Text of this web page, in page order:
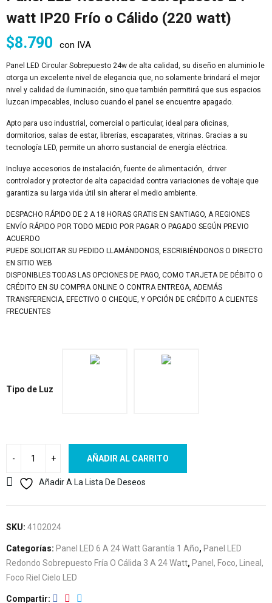
watt IP20 Frío o Cálido (220 watt)
$8.790 con IVA
Panel LED Circular Sobrepuesto 24w de alta calidad, su diseño en aluminio le
otorga un excelente nivel de elegancia que, no solamente brindará el mejor
nivel y calidad de iluminación, sino que también permitirá que sus espacios
luzcan impecables, incluso cuando el panel se encuentre apagado.
Apto para uso industrial, comercial o particular, ideal para oficinas,
dormitorios, salas de estar, librerías, escaparates, vitrinas. Gracias a su
tecnología LED, permite un ahorro sustancial de energía eléctrica.
Incluye accesorios de instalación, fuente de alimentación, driver
controlador y protector de alta capacidad contra variaciones de voltaje que
garantiza su larga vida útil sin alterar el medio ambiente.
DESPACHO RÁPIDO DE 2 A 18 HORAS GRATIS EN SANTIAGO, A REGIONES
ENVÍO RÁPIDO POR TODO MEDIO POR PAGAR O PAGADO SEGÚN PREVIO
ACUERDO
PUEDE SOLICITAR SU PEDIDO LLAMÁNDONOS, ESCRIBIÉNDONOS O DIRECTO
EN SITIO WEB
DISPONIBLES TODAS LAS OPCIONES DE PAGO, COMO TARJETA DE DÉBITO O
CRÉDITO EN SU COMPRA ONLINE O CONTRA ENTREGA, ADEMÁS
TRANSFERENCIA, EFECTIVO O CHEQUE, Y OPCIÓN DE CRÉDITO A CLIENTES
FRECUENTES
Tipo de Luz
AÑADIR AL CARRITO
Añadir A La Lista De Deseos
SKU: 4102024
Categorías: Panel LED 6 A 24 Watt Garantía 1 Año, Panel LED
Redondo Sobrepuesto Fría O Cálida 3 A 24 Watt, Panel, Foco, Lineal,
Foco Riel Cielo LED
Compartir